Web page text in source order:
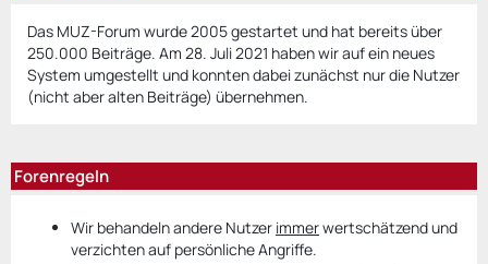
Das MUZ-Forum wurde 2005 gestartet und hat bereits über
250.000 Beiträge. Am 28. Juli 2021 haben wir auf ein neues
System umgestellt und konnten dabei zunächst nur die Nutzer
(nicht aber alten Beiträge) übernehmen.
Forenregeln
Wir behandeln andere Nutzer immerwertschätzend und
verzichten auf persönliche Angriffe.